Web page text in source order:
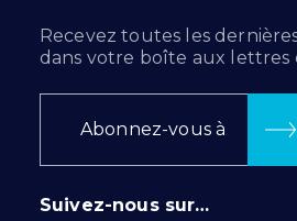
Recevez toutes les
dans votre boîte aux lettres
Abonnez-vous à
Suivez-nous sur…